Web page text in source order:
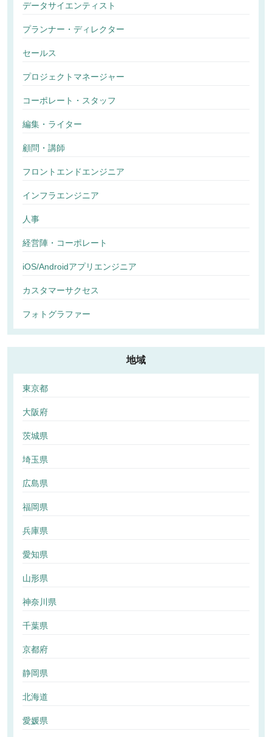
データサイエンティスト
プランナー・ディレクター
セールス
プロジェクトマネージャー
コーポレート・スタッフ
編集・ライター
顧問・講師
フロントエンドエンジニア
インフラエンジニア
人事
経営陣・コーポレート
iOS/Androidアプリエンジニア
カスタマーサクセス
フォトグラファー
地域
東京都
大阪府
茨城県
埼玉県
広島県
福岡県
兵庫県
愛知県
山形県
神奈川県
千葉県
京都府
静岡県
北海道
愛媛県